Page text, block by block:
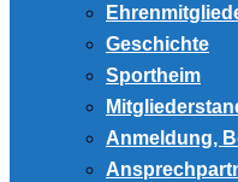
Geschichte
Sportheim
Anmeldung,